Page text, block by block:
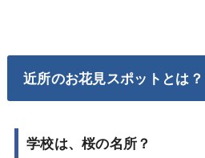
近所のお花見スポットとは？
学校は、桜の名所？